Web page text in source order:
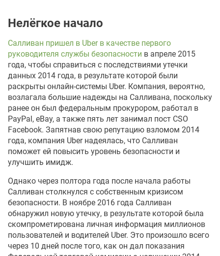
Нелёгкое начало
Салливан пришел в Uber в качестве первого
руководителя службы безопасности в апреле 2015
года, чтобы справиться с последствиями утечки
данных 2014 года, в результате которой были
раскрыты онлайн-системы Uber. Компания, вероятно,
возлагала большие надежды на Салливана, поскольку
ранее он был федеральным прокурором, работал в
PayPal, eBay, а также пять лет занимал пост CSO
Facebook. Запятнав свою репутацию взломом 2014
года, компания Uber надеялась, что Салливан
поможет ей повысить уровень безопасности и
улучшить имидж.
Однако через полтора года после начала работы
Салливан столкнулся с собственным кризисом
безопасности. В ноябре 2016 года Салливан
обнаружил новую утечку, в результате которой была
скомпрометирована личная информация миллионов
пользователей и водителей Uber. Это произошло всего
через 10 дней после того, как он дал показания